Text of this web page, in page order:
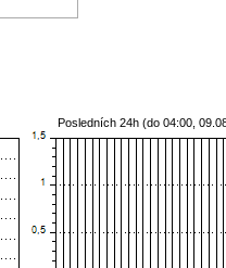
Posledních 24h (do 04:00,